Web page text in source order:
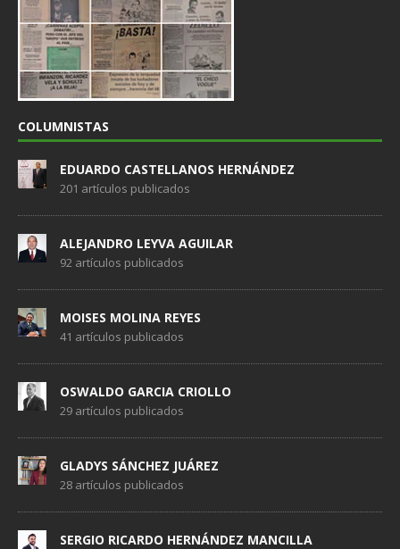
COLUMNISTAS
EDUARDO CASTELLANOS HERNÁNDEZ
201 artículos publicados
ALEJANDRO LEYVA AGUILAR
92 artículos publicados
MOISES MOLINA REYES
41 artículos publicados
OSWALDO GARCIA CRIOLLO
29 artículos publicados
GLADYS SÁNCHEZ JUÁREZ
28 artículos publicados
SERGIO RICARDO HERNÁNDEZ MANCILLA